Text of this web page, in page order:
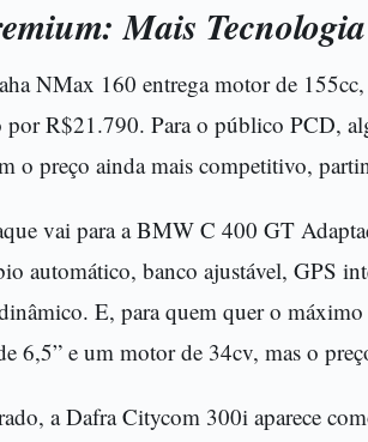
Mais
NMax 160 entrega motor de
R$21.790. Para o público PCD,
o preço ainda mais competitivo,
vai para a BMW C 400 GT
automático, banco ajustável, GPS
E, para quem quer o
6,5” e um motor de 34cv, mas o
a Dafra Citycom 300i aparece